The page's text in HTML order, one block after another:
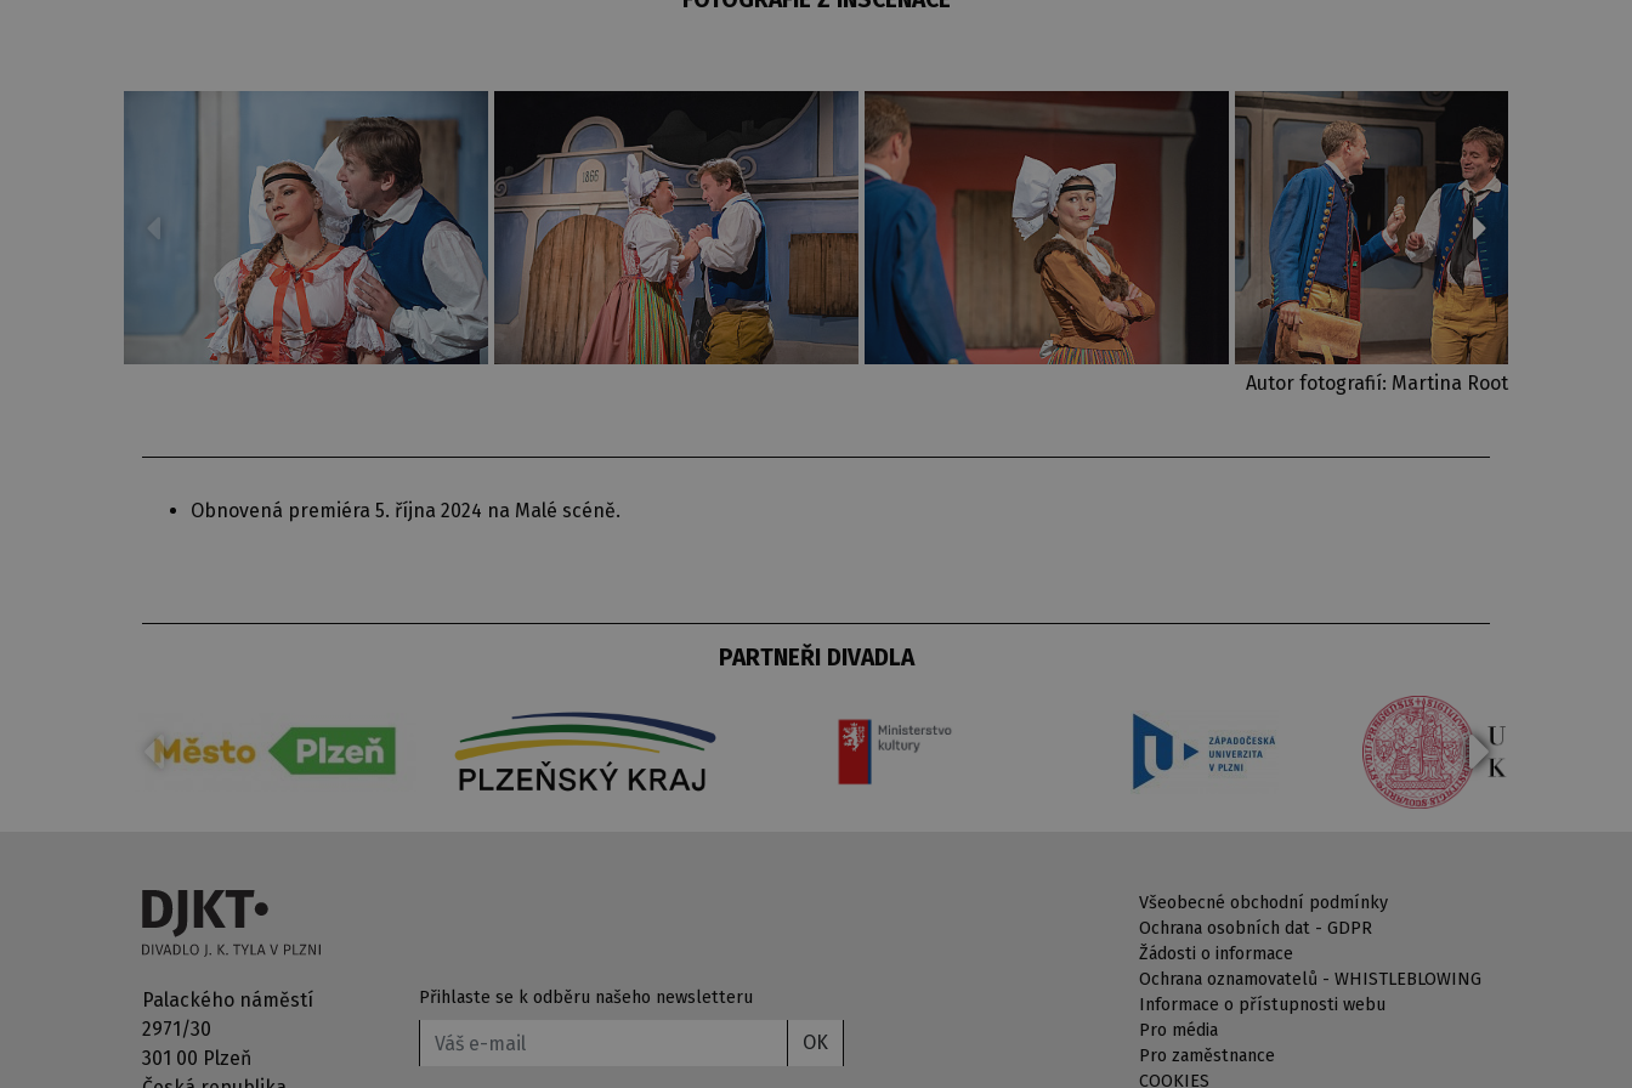
Autor fotografií: Martina Root
Obnovená premiéra 5. října 2024 na Malé scéně.
PARTNEŘI DIVADLA
Palackého náměstí
2971/30
301 00 Plzeň
Přihlaste se k odběru našeho newsletteru
OK
Všeobecné obchodní podmínky
Ochrana osobních dat - GDPR
Žádosti o informace
Ochrana oznamovatelů - WHISTLEBLOWING
Informace o přístupnosti webu
Pro média
Pro zaměstnance
COOKIES